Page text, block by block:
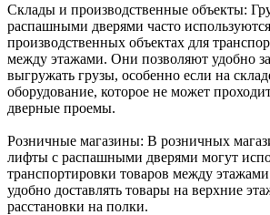
Склады и производственные объекты:
распашными дверями часто
производственных объектах для
между этажами. Они позволяют удобно
выгружать грузы, особенно если на
оборудование, которое не может
дверные проемы.
Розничные магазины: В розничных
лифты с распашными дверями могут
транспортировки товаров между
удобно доставлять товары на верхние
расстановки на полки.